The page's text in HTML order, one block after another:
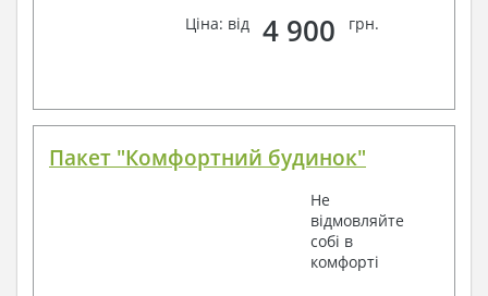
Ціна: від
4 900 грн.
Пакет "Комфортний будинок"
Не
відмовляйте
собі в
комфорті